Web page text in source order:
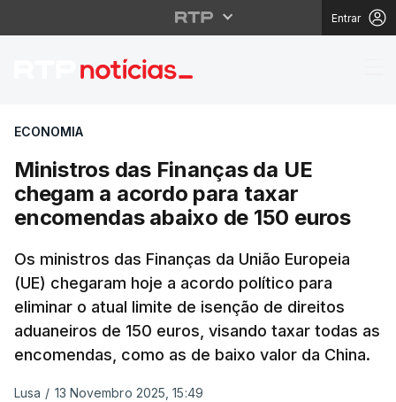
Entrar
Ministros das
ECONOMIA
Ministros das Finanças da UE
chegam a acordo para taxar
encomendas abaixo de 150 euros
Os ministros das Finanças da União Europeia
(UE) chegaram hoje a acordo político para
eliminar o atual limite de isenção de direitos
aduaneiros de 150 euros, visando taxar todas as
encomendas, como as de baixo valor da China.
Lusa / 13 Novembro 2025, 15:49